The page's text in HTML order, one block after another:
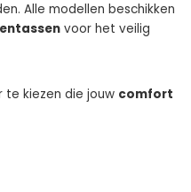
Alle modellen beschikken
voor het veilig
te kiezen die jouw comfort